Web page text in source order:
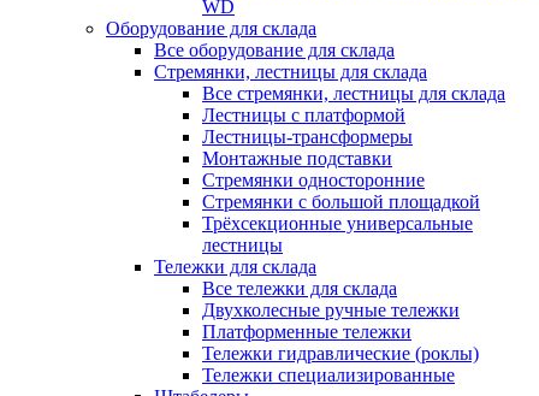
WD
Оборудование для склада
Все оборудование для склада
Стремянки, лестницы для склада
Все стремянки, лестницы для склада
Лестницы с платформой
Лестницы-трансформеры
Монтажные подставки
Стремянки односторонние
Стремянки с большой площадкой
Трёхсекционные универсальные
лестницы
Тележки для склада
Все тележки для склада
Двухколесные ручные тележки
Платформенные тележки
Тележки гидравлические (роклы)
Тележки специализированные